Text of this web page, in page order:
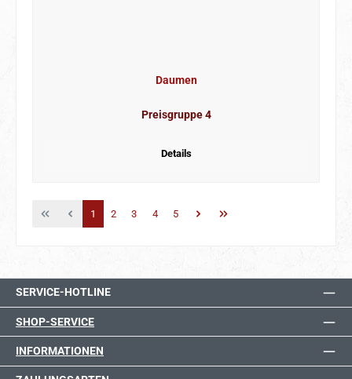
Daumen
Preisgruppe 4
Details
Seite
1 Seite
2 Seite
3 Seite
4 Seite
5
SERVICE-HOTLINE
SHOP-SERVICE
INFORMATIONEN